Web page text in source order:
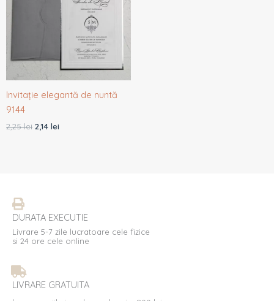
Invitație elegantă de nuntă
9144
2,25lei 2,14 lei
DURATA EXECUTIE
Livrare 5-7 zile lucratoare cele fizice
si 24 ore cele online
LIVRARE GRATUITA